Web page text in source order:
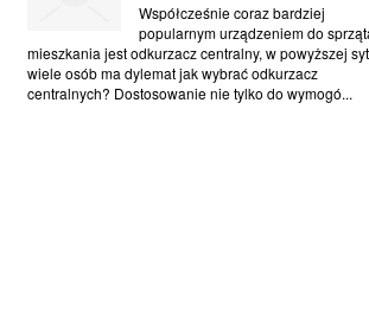
Współcześnie coraz bardziej
popularnym urządzeniem do
mieszkania jest odkurzacz centralny, w powyższej
wiele osób ma dylemat jak wybrać odkurzacz
centralnych? Dostosowanie nie tylko do wymogó...